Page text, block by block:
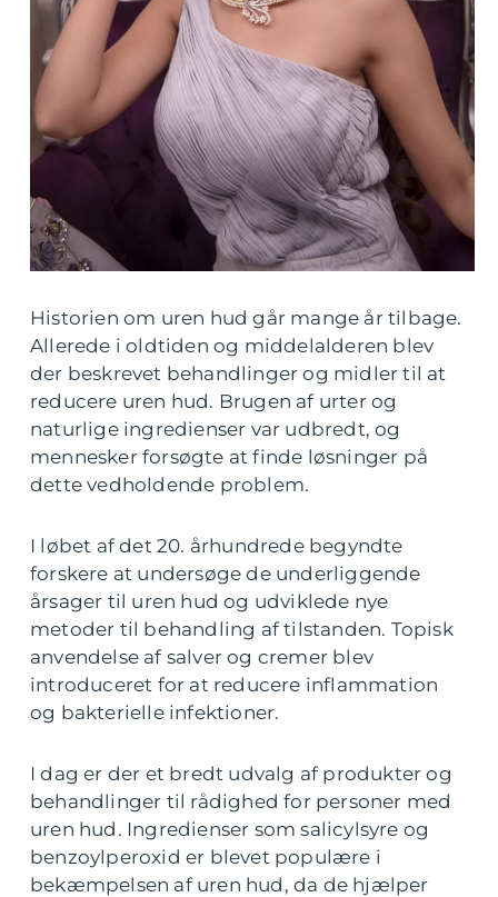
Historien om uren hud går mange år tilbage.
Allerede i oldtiden og middelalderen blev
der beskrevet behandlinger og midler til at
reducere uren hud. Brugen af urter og
naturlige ingredienser var udbredt, og
mennesker forsøgte at finde løsninger på
dette vedholdende problem.
I løbet af det 20. århundrede begyndte
forskere at undersøge de underliggende
årsager til uren hud og udviklede nye
metoder til behandling af tilstanden. Topisk
anvendelse af salver og cremer blev
introduceret for at reducere inflammation
og bakterielle infektioner.
I dag er der et bredt udvalg af produkter og
behandlinger til rådighed for personer med
uren hud. Ingredienser som salicylsyre og
benzoylperoxid er blevet populære i
bekæmpelsen af uren hud, da de hjælper